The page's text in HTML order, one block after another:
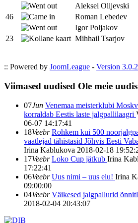
Aleksei Olijevski
46
Roman Lebedev
Igor Poljakov
23
Mihhail Tsarjov
:: Powered by JoomLeague - Version
Viimased uudised Ole meie
07Jun Venemaa meisterklubi
korraldab Eestis laste jalgpallilaagri
06-07 14:17:41
18Veebr Rohkem kui 500
vaatlejad tähistasid Jõhvis Eesti
Irina Kablukova 2018-02-18
17Veebr Loko Cup jätkub Irina
17:22:41
06Veebr Uus nimi – uus elu! Irina
09:00:00
04Veebr Väikesed jalgpallurid
2018-02-04 20:43:07